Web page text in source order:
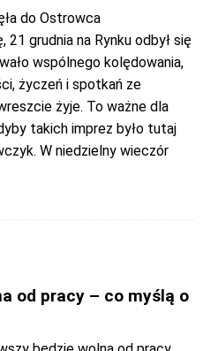
do Ostrowca
grudnia na Rynku odbył się
wspólnego kolędowania,
życzeń i spotkań ze
żyje. To ważne dla
takich imprez było tutaj
W niedzielny wieczór
od pracy – co myślą o